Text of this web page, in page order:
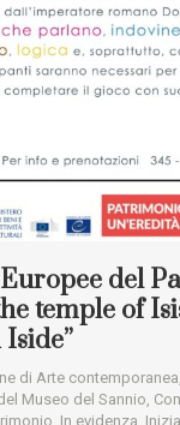
del
temple of
di Arte contemporanea
Museo del Sannio,
In evidenza